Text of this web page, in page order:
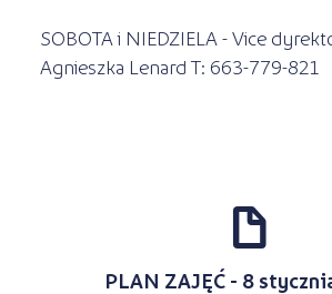
SOBOTA i NIEDZIELA - Vice
Agnieszka Lenard T: 663-779-821
d
PLAN ZAJĘĆ - 8